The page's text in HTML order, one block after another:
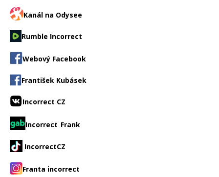
Kanál na Odysee
Rumble Incorrect
Webový Facebook
František Kubásek
Incorrect CZ
Incorrect_Frank
IncorrectCZ
Franta incorrect